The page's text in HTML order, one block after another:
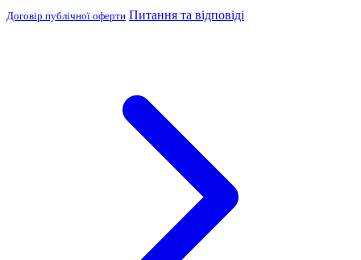
Договір публічної оферти Питання та відповіді